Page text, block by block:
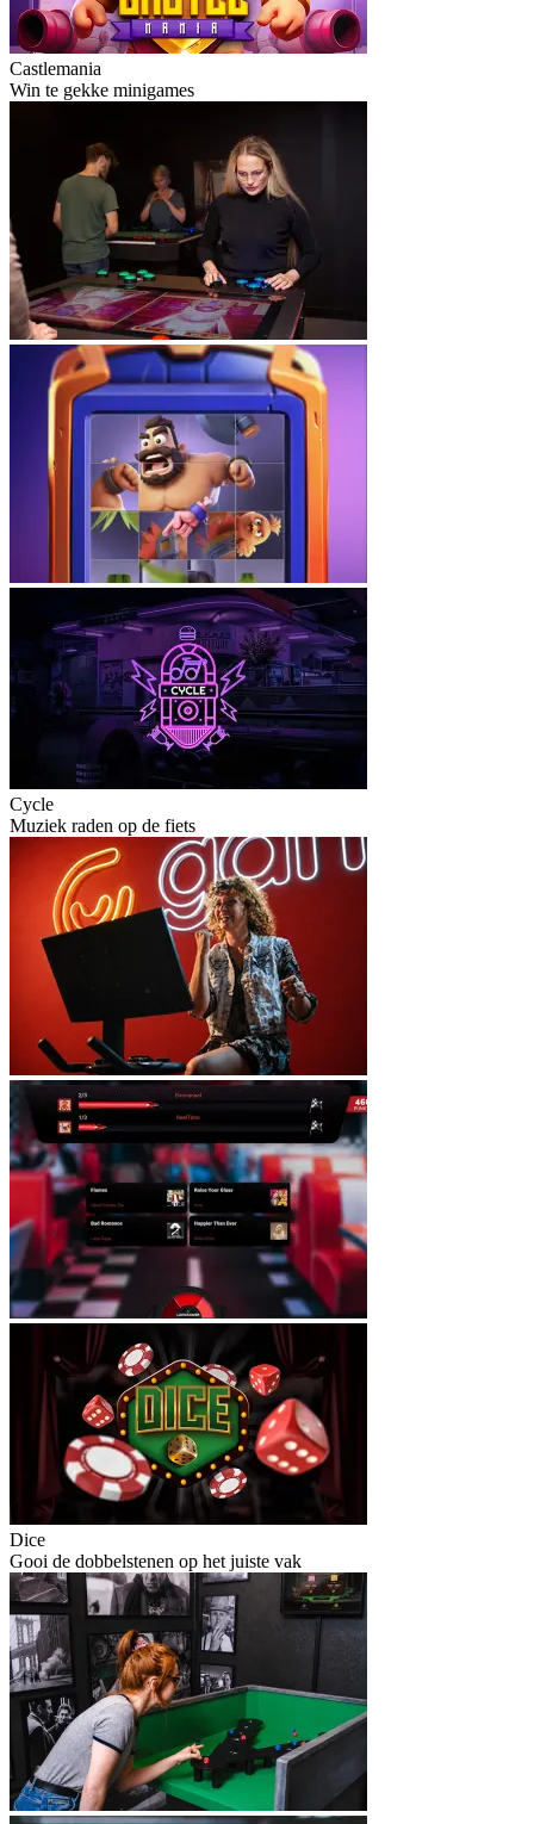
Castlemania
Win te gekke minigames
Cycle
Muziek raden op de fiets
Dice
Gooi de dobbelstenen op het juiste vak